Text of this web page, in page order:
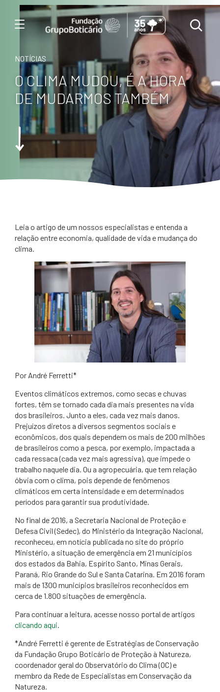
Menu
NOTÍCIAS
O CLIMA MUDOU, É A HORA
DE MUDARMOS TAMBÉM
​Leia o artigo de um nossos especialistas e entenda a
relação entre economia, qualidade de vida e mudança do
clima.
​Por André Ferretti*
Eventos climáticos extremos, como secas e chuvas
fortes, têm se tornado cada dia mais presentes na vida
dos brasileiros. Junto a eles, cada vez mais danos.
Prejuízos diretos a diversos segmentos sociais e
econômicos, dos quais dependem os mais de 200 milhões
de brasileiros como a pesca, por exemplo, impactada a
cada ressaca (cada vez mais agressiva), que impede o
trabalho naquele dia. Ou a agropecuária, que tem relação
óbvia com o clima, pois depende de fenômenos
climáticos em certa intensidade e em determinados
períodos para garantir sua produtividade.
No final de 2016, a Secretaria Nacional de Proteção e
Defesa Civil (Sedec), do Ministério da Integração Nacional,
reconheceu, em notícia publicada no site do próprio
Ministério, a situação de emergência em 21 municípios
dos estados da Bahia, Espírito Santo, Minas Gerais,
Paraná, Rio Grande do Sul e Santa Catarina. Em 2016 foram
mais de 1300 municípios brasileiros reconhecidos em
cerca de 1.800 situações de emergência.
Para continuar a leitura, acesse nosso portal de artigos
clicando aqui​.
*André Ferretti é gerente de Estratégias de Conservação
da Fundação Grupo Boticário de Proteção à Natureza,
coordenador geral do Observatório do Clima (OC) e
membro da Rede de Especialistas em Conservação da
Natureza.